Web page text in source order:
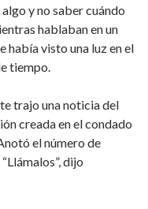
y no saber cuándo
hablaban en un
había visto una luz en el
tiempo.
trajo una noticia del
creada en el condado
el número de
dijo